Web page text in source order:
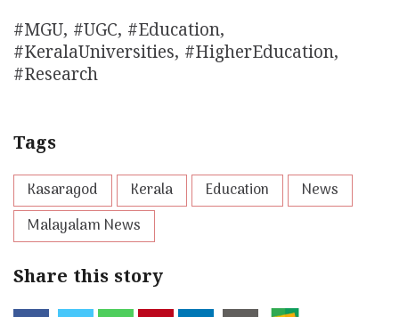
#MGU, #UGC, #Education,
#KeralaUniversities, #HigherEducation,
#Research
Tags
Kasaragod Kerala Education
News
Malayalam News
Share this story